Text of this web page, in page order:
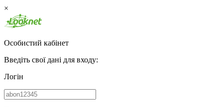
×
Особистий кабінет
Введіть свої дані для входу:
Логін